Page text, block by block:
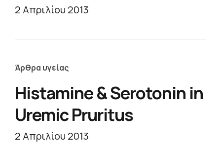
2 Απριλίου 2013
Άρθρα υγείας
Histamine & Serotonin in
Uremic Pruritus
2 Απριλίου 2013